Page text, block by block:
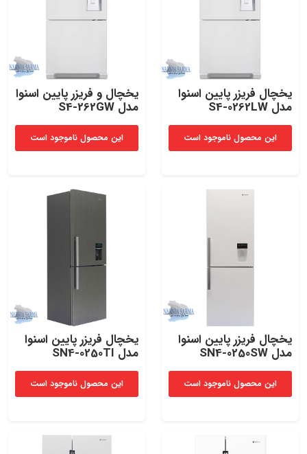
یخچال فریزر پایین اسنوا
مدل S4-0262LW
این محصول ناموجود است
یخچال و فریزر پایین اسنوا
مدل S4-262GW
این محصول ناموجود است
یخچال فریزر پایین اسنوا
مدل SN4-0250SW
این محصول ناموجود است
یخچال فریزر پایین اسنوا
مدل SN4-0250TI
این محصول ناموجود است